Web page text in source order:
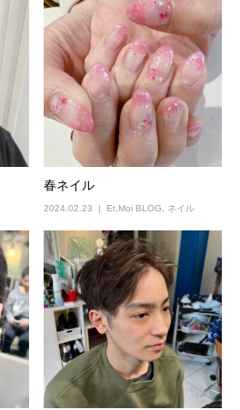
春ネイル
2024.02.23 Et,Moi BLOG ネイル